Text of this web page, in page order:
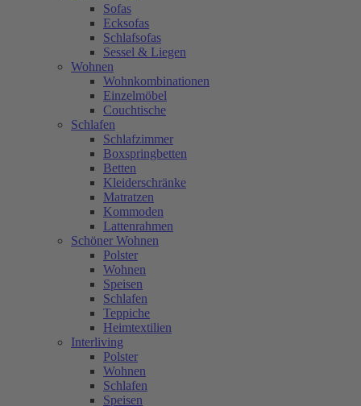
Sofas
Ecksofas
Schlafsofas
Sessel & Liegen
Wohnen
Wohnkombinationen
Einzelmöbel
Couchtische
Schlafen
Schlafzimmer
Boxspringbetten
Betten
Kleiderschränke
Matratzen
Kommoden
Lattenrahmen
Schöner Wohnen
Polster
Wohnen
Speisen
Schlafen
Teppiche
Heimtextilien
Interliving
Polster
Wohnen
Schlafen
Speisen